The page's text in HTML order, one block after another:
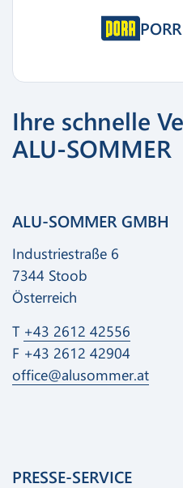
Ihre schnelle
ALU-SOMMER
ALU-SOMMER GMBH
Industriestraße 6
7344 Stoob
Österreich
T +43 2612 42556
F +43 2612 42904
office@alusommer.at
PRESSE-SERVICE